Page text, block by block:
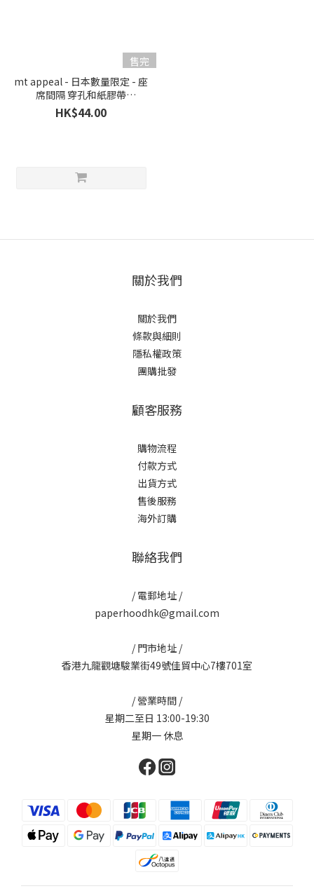
售完
mt appeal - 日本數量限定 - 座
席間隔 穿孔和紙膠帶
(MT01K1858)
HK$44.00
關於我們
關於我們
條款與細則
隱私權政策
團購批發
顧客服務
購物流程
付款方式
出貨方式
售後服務
海外訂購
聯絡我們
/ 電郵地址 /
paperhoodhk@gmail.com
/ 門市地址 /
香港九龍觀塘駿業街49號佳貿中心7樓701室
/ 營業時間 /
星期二至日 13:00-19:30
星期一 休息